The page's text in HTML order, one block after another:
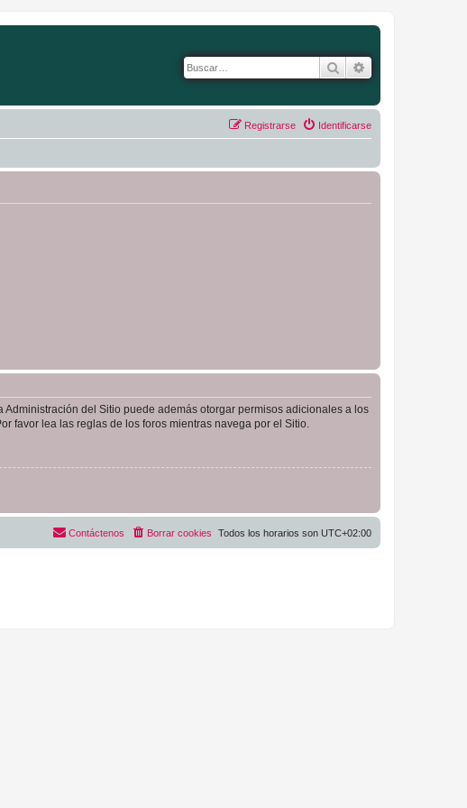
Buscar
Identificarse
Registrarse
del Sitio puede además otorgar permisos adicionales a los
favor lea las reglas de los foros mientras navega por el Sitio.
Todos los horarios son UTC+02:00
Borrar cookies
Contáctenos